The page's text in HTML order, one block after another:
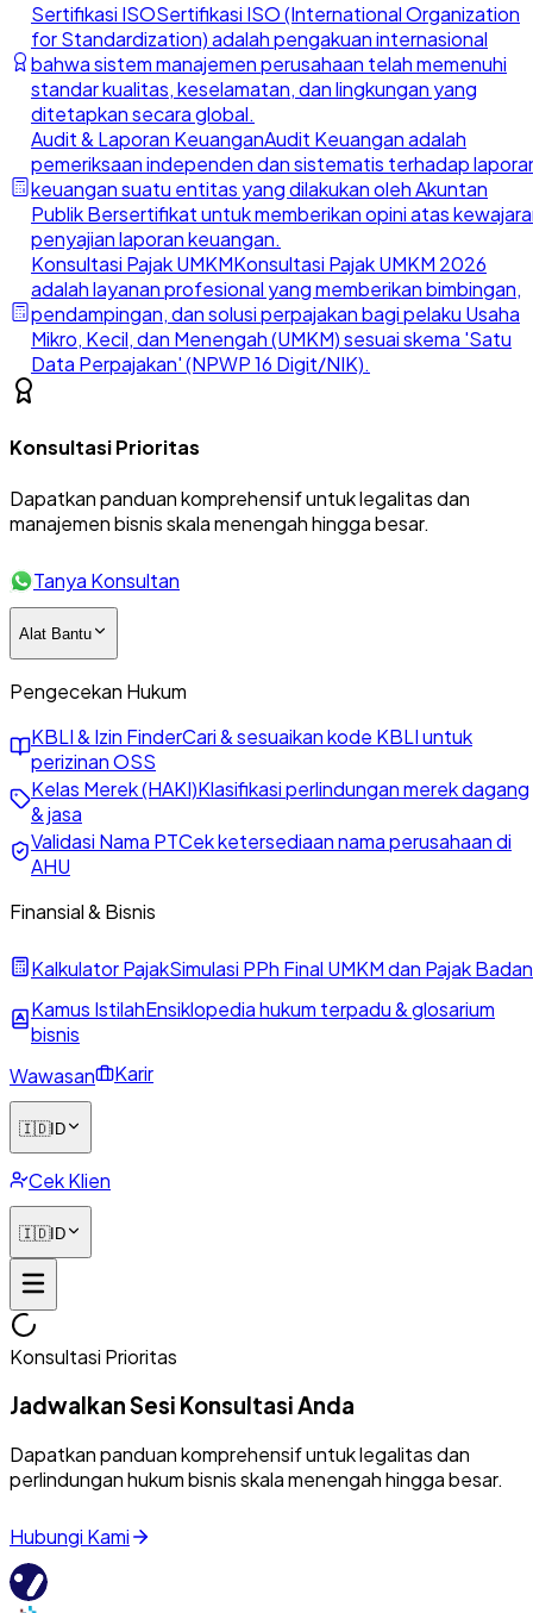
Sertifikasi ISOSertifikasi ISO (International Organization
for Standardization) adalah pengakuan internasional
bahwa sistem manajemen perusahaan telah memenuhi
standar kualitas, keselamatan, dan lingkungan yang
ditetapkan secara global.
Audit & Laporan KeuanganAudit Keuangan adalah
pemeriksaan independen dan sistematis terhadap
keuangan suatu entitas yang dilakukan oleh Akuntan
Publik Bersertifikat untuk memberikan opini atas
penyajian laporan keuangan.
Konsultasi Pajak UMKMKonsultasi Pajak UMKM 2026
adalah layanan profesional yang memberikan bimbingan,
pendampingan, dan solusi perpajakan bagi pelaku Usaha
Mikro, Kecil, dan Menengah (UMKM) sesuai skema 'Satu
Data Perpajakan' (NPWP 16 Digit/NIK).
Konsultasi Prioritas
Dapatkan panduan komprehensif untuk legalitas dan
manajemen bisnis skala menengah hingga besar.
Tanya Konsultan
Alat Bantu
Pengecekan Hukum
KBLI & Izin FinderCari & sesuaikan kode KBLI untuk
perizinan OSS
Kelas Merek (HAKI)Klasifikasi perlindungan merek dagang
& jasa
Validasi Nama PTCek ketersediaan nama perusahaan di
AHU
Finansial & Bisnis
Kalkulator PajakSimulasi PPh Final UMKM dan Pajak Badan
Kamus IstilahEnsiklopedia hukum terpadu & glosarium
bisnis
Wawasan
Karir
🇮🇩ID
Cek Klien
🇮🇩ID
Konsultasi Prioritas
Jadwalkan Sesi Konsultasi Anda
Dapatkan panduan komprehensif untuk legalitas dan
perlindungan hukum bisnis skala menengah hingga besar.
Hubungi Kami